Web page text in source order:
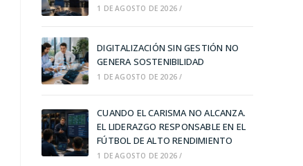
1 DE AGOSTO DE 2026 /
DIGITALIZACIÓN SIN GESTIÓN NO
GENERA SOSTENIBILIDAD
1 DE AGOSTO DE 2026 /
CUANDO EL CARISMA NO ALCANZA.
EL LIDERAZGO RESPONSABLE EN EL
FÚTBOL DE ALTO RENDIMIENTO
1 DE AGOSTO DE 2026 /